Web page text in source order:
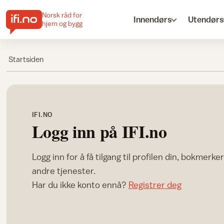
Norsk råd for
hjem og bygg
Innendørs Utendørs
Startsiden
IFI.NO
Logg inn på IFI.no
Logg inn for å få tilgang til profilen din,
andre tjenester.
Har du ikke konto ennå? Registrer deg